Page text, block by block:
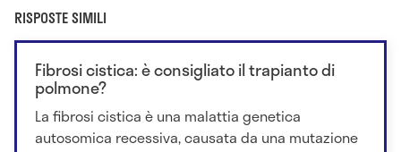
RISPOSTE SIMILI
Fibrosi cistica: è consigliato il trapianto di
polmone?
La fibrosi cistica è una malattia genetica
autosomica recessiva, causata da una mutazione